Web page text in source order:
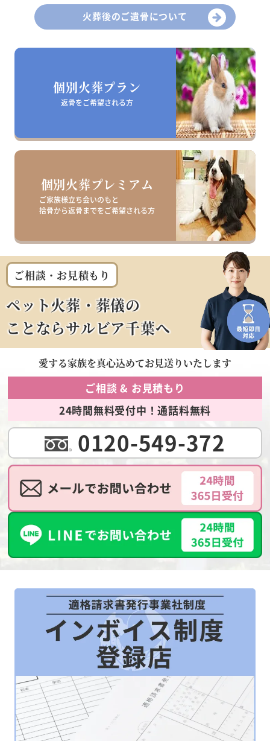
火葬後のご遺骨について
個別火葬プラン
返骨をご希望される方
個別火葬プレミアム
ご家族様立ち会いのもと
拾骨から返骨までをご希望される方
ご相談・お見積もり
ペット火葬・葬儀の
ことならサルビア千葉へ
愛する家族を真心込めてお見送りいたします
ご相談 & お見積もり
24時間無料受付中！通話料無料
0120-549-372